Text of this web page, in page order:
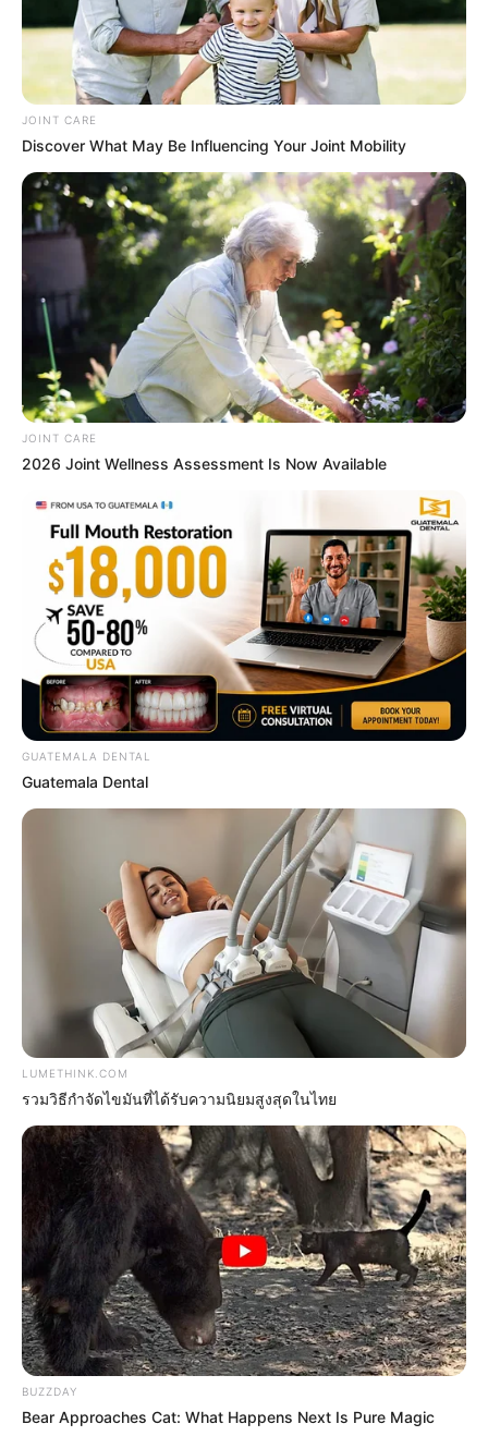
What Happened To Laura San Giacomo? She's Still
Stunning Today!
BRAINBERRIES
Who Will Be the Next James Bond? Here's What
We Know So Far
BRAINBERRIES
Olena Zelenska's Life Changed Overnight
Hollywood's Inaccurate Portrayal of Reality - Take
a Look Inside!
BRAINBERRIES
These 6 Movies Were So Bad That They Became
BRAINBERRIES
JOINT CARE
Discover What May Be Influencing Your Joint Mobility
JOINT CARE
2026 Joint Wellness Assessment Is Now Available
GUATEMALA DENTAL
Guatemala Dental
LUMETHINK.COM
รวมวิธีกำจัดไขมันที่ได้รับความนิยมสูงสุดในไทย
BUZZDAY
Bear Approaches Cat: What Happens Next Is Pure Magic